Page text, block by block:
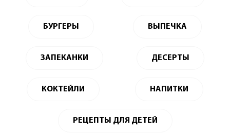
БУРГЕРЫ ВЫПЕЧКА
ЗАПЕКАНКИ ДЕСЕРТЫ
КОКТЕЙЛИ НАПИТКИ
РЕЦЕПТЫ ДЛЯ ДЕТЕЙ